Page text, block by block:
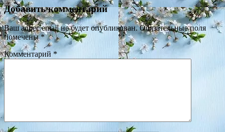
Добавить комментарий
Ваш адрес email не будет опубликован. Обязательные поля
помечены*
Комментарий *